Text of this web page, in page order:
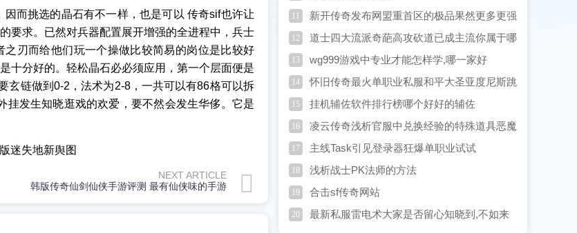
而挑选的晶石有不一样，也是可以 传奇sif也许让
要求。已然对兵器配置展开增强的全进程中，兵士
刃而给他们玩一个操做比较简易的岗位是比较好
十分好的。轻松晶石必必须应用，第一个层面便是
玄链做到0-2，法术为2-8，一共可以有86格可以拆
发生知晓逛戏的欢爱，要不然会发生华侈。它是
迷失地新舆图
NEXT ARTICLE
韩版传奇仙剑仙侠手游评测 最有仙侠味的手游
11
新开传奇发布网盟重首区的极品果然更多更强
魔4小手镯真亮眼
12
道士四大流派奇葩高攻砍道已成主流你属于哪
一派
13 wg999游戏中专业才能怎样学,哪一家好
14
怀旧传奇最火单职业私服和平大圣亚度尼斯跳
哪儿好
15 挂机辅佐软件排行榜哪个好好的辅佐
16
凌云传奇浅析官服中兑换经验的特殊道具恶魔
果实
17 主线Task引见登录器狂爆单职业试试
18 浅析战士PK法师的方法
19 合击sf传奇网站
20
最新私服雷电术大家是否留心知晓到,不如来